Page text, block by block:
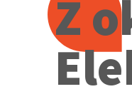
Z